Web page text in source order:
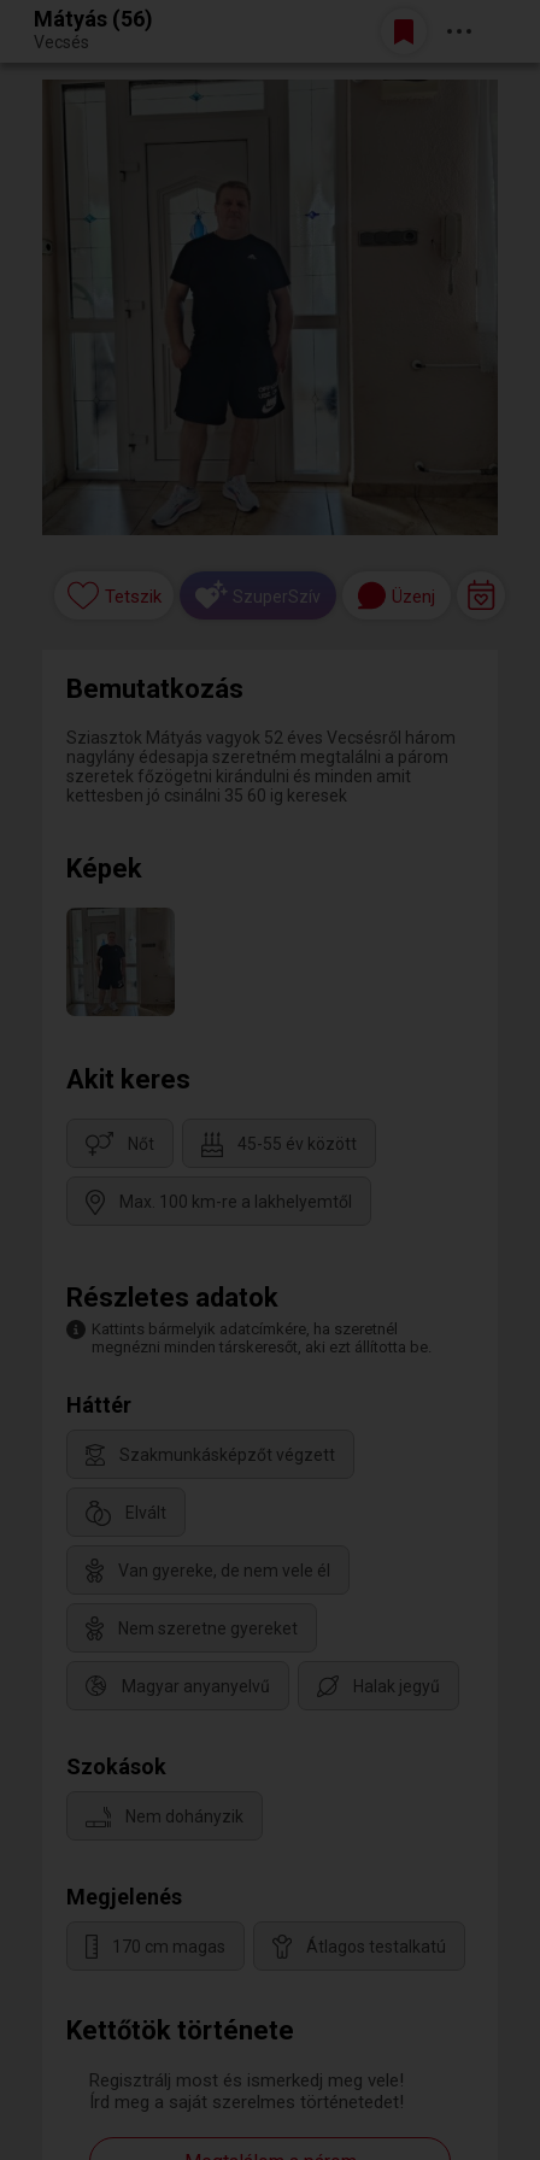
Egy jó randiból bármi lehet.
Belépés
Mátyás (56)
Vecsés
Kettőtök története
Regisztrálj most és ismerkedj meg vele!
Írd meg a saját szerelmes történetedet!
Tetszik SzuperSzív Üzenj
Bemutatkozás
Sziasztok Mátyás vagyok 52 éves Vecsésről három
nagylány édesapja szeretném megtalálni a párom
szeretek főzögetni kirándulni és minden amit
kettesben jó csinálni 35 60 ig keresek
Képek
Akit keres
Nőt 45-55 év között
Max. 100 km-re a lakhelyemtől
Részletes adatok
Kattints bármelyik adatcímkére, ha szeretnél
megnézni minden társkeresőt, aki ezt állította be.
Háttér
Szakmunkásképzőt végzett
Elvált
Van gyereke, de nem vele él
Nem szeretne gyereket
Magyar anyanyelvű Halak jegyű
Szokások
Nem dohányzik
Megjelenés
170 cm magas Átlagos testalkatú